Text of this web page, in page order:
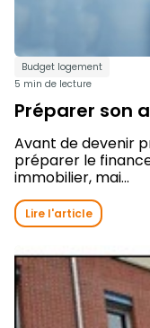
Budget logement
5 min de lecture
Préparer son
Avant de devenir
préparer le
immobilier, mai...
Lire l'article